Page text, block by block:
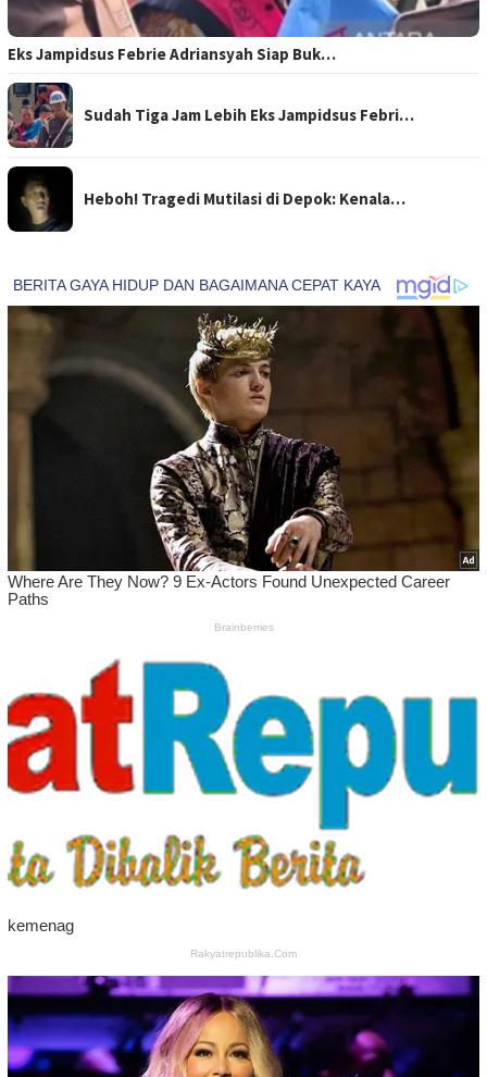
Eks Jampidsus Febrie Adriansyah Siap Buk…
Sudah Tiga Jam Lebih Eks Jampidsus Febri…
Heboh! Tragedi Mutilasi di Depok: Kenala…